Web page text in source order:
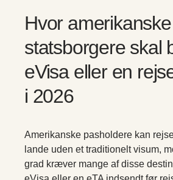
Hvor amerikanske
statsborgere skal
eVisa eller en
i 2026
Amerikanske pasholdere kan
lande uden et traditionelt visum,
grad kræver mange af disse